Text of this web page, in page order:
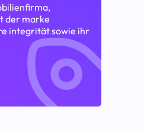
der marke
integrität sowie ihr